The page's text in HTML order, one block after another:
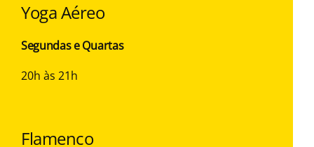
Yoga Aéreo
Segundas e Quartas
20h às 21h
Flamenco